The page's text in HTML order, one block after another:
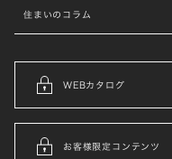
住まいのコラム
WEBカタログ
お客様限定コンテンツ